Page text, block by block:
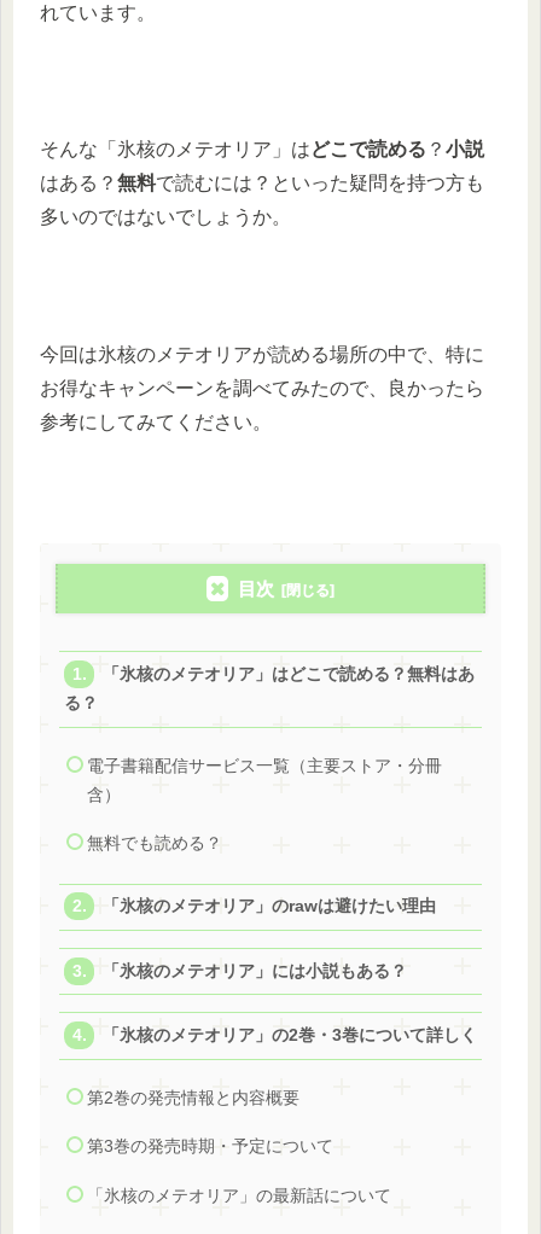
れています。
そんな「氷核のメテオリア」はどこで読める ？ 小説
はある？ 無料で読むには？といった疑問を持つ方も
多いのではないでしょうか。
今回は氷核のメテオリアが読める場所の中で、特に
お得なキャンペーンを調べてみたので、良かったら
参考にしてみてください。
目次
「氷核のメテオリア」はどこで読める？無料はあ
る？
電子書籍配信サービス一覧（主要ストア・分冊
含）
無料でも読める？
「氷核のメテオリア」のrawは避けたい理由
「氷核のメテオリア」には小説もある？
「氷核のメテオリア」の2巻・3巻について詳しく
第2巻の発売情報と内容概要
第3巻の発売時期・予定について
「氷核のメテオリア」の最新話について